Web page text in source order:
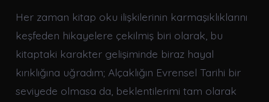
Her zaman kitap oku ilişkilerinin karmaşıklıklarını
keşfeden hikayelere çekilmiş biri olarak, bu
kitaptaki karakter gelişiminde biraz hayal
kırıklığına uğradım; Alçaklığın Evrensel Tarihi bir
seviyede olmasa da, beklentilerimi tam olarak